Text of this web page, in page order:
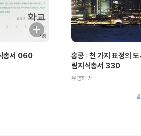
총서 060
홍콩 : 천 가지 표정의
림지식총서 330
유영하 저